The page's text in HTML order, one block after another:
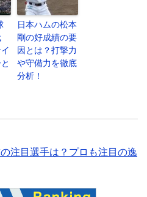
日本ハムの松本
剛の好成績の要
因とは？打撃力
や守備力を徹底
分析！
注目選手は？プロも注目の逸